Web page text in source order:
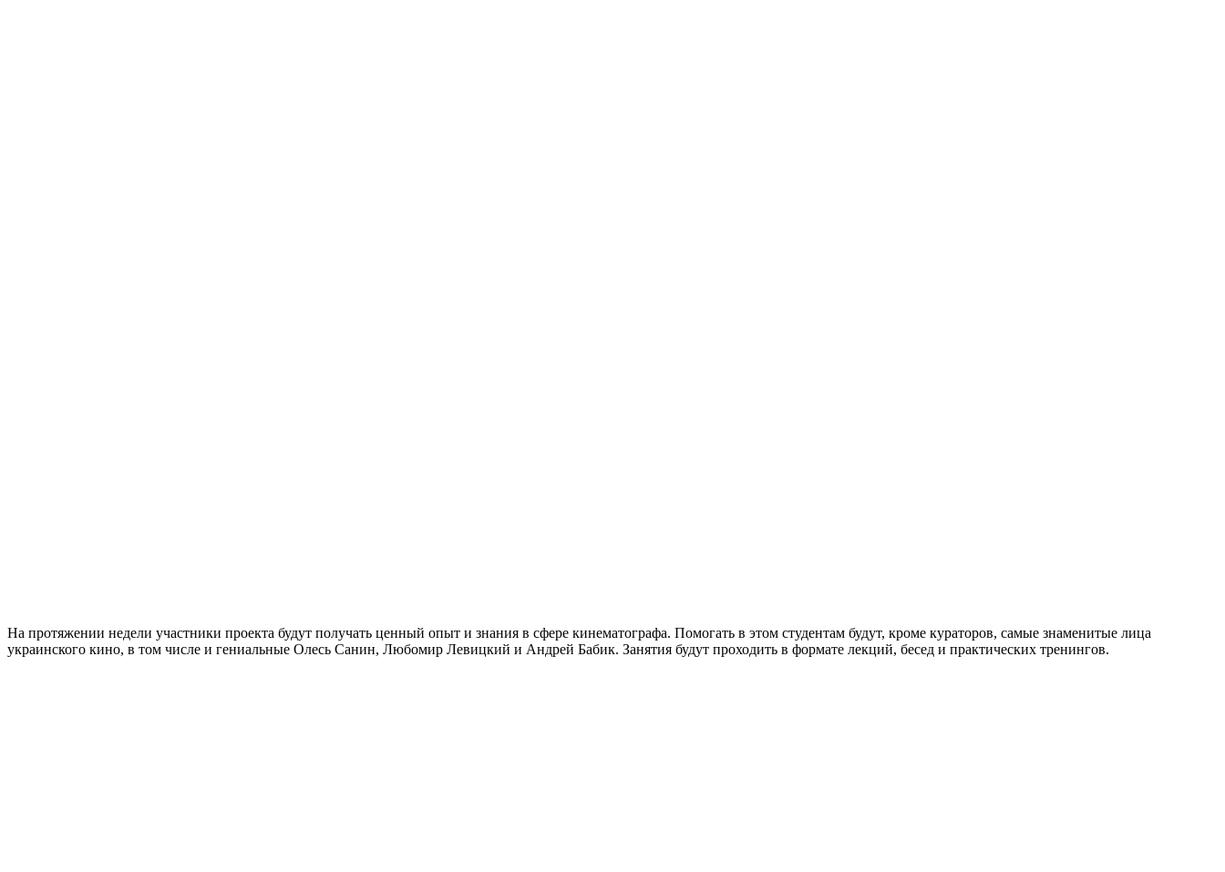
На протяжении недели участники проекта будут получать ценный опыт и знания в сфере кинематографа. Помогать в этом студентам будут, кроме кураторов, самые знаменитые лица
украинского кино, в том числе и гениальные Олесь Санин, Любомир Левицкий и Андрей Бабик. Занятия будут проходить в формате лекций, бесед и практических тренингов.